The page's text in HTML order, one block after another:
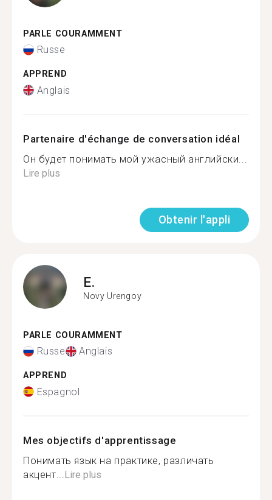
PARLE COURAMMENT
Russe
APPREND
Anglais
Partenaire d'échange de conversation idéal
Он будет понимать мой ужасный английски...
Lire plus
Obtenir l'appli
E.
Novy Urengoy
PARLE COURAMMENT
Russe Anglais
APPREND
Espagnol
Mes objectifs d'apprentissage
Понимать язык на практике, различать
акцент... Lire plus